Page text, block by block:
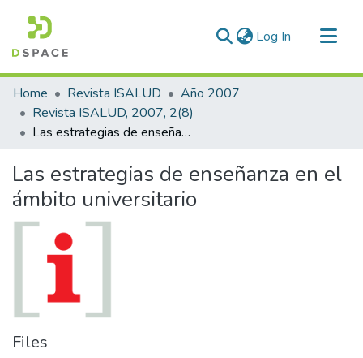
Log In (current)
Communities & Collections
All of DSpace
Statistics
Home Revista ISALUD
Año 2007
Revista ISALUD, 2007, 2(8)
Las estrategias de enseñanza en el ámbito universitario
Las estrategias de enseñanza en el
ámbito universitario
Files